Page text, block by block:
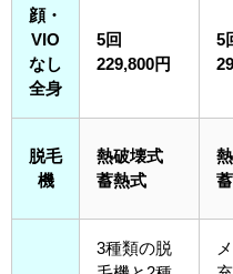
顔・
VIO
なし
全身
5回
229,800円
5
脱毛
機
熱破壊式
蓄熱式
3種類の脱